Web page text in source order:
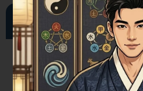
비용 절감을 위